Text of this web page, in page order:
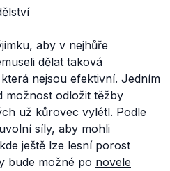
aby v nejhůře
dělat taková
nejsou efektivní. Jedním
možnost odložit těžby
už kůrovec vylétl. Podle
síly, aby mohli
ještě lze lesní porost
bude možné po novele